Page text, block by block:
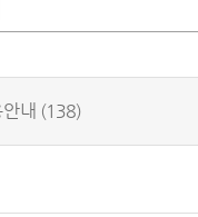
내 (138)